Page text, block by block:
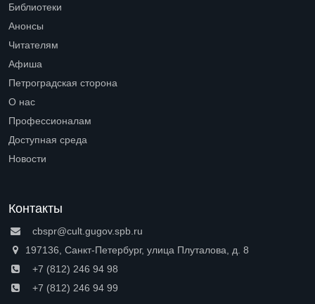
Библиотеки
Анонсы
Читателям
Афиша
Петроградская сторона
О нас
Профессионалам
Доступная среда
Новости
Контакты
cbspr@cult.gugov.spb.ru
197136, Санкт-Петербург, улица Плуталова, д. 8
+7 (812) 246 94 98
+7 (812) 246 94 99